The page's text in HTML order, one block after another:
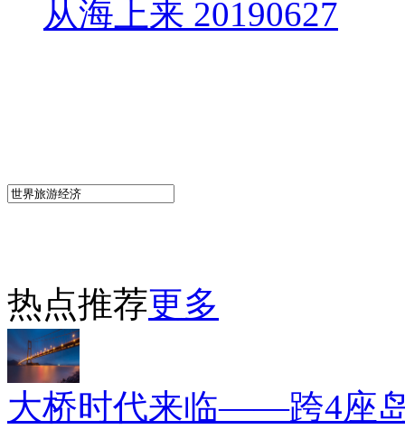
从海上来 20190627
热点推荐更多
大桥时代来临——跨4座